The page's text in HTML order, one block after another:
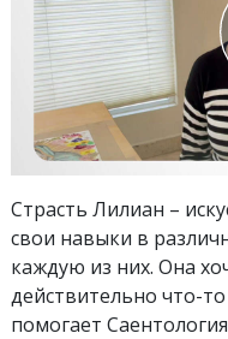
Страсть Лилиан –
свои навыки в
каждую из них. Она
действительно что-
помогает